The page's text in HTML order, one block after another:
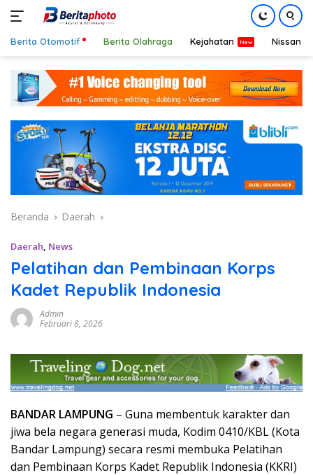
konten
Berita Otomotif Berita Olahraga Kejahatan Nissan
Beranda Daerah
Daerah, News
Pelatihan dan Pembinaan Korps
Kadet Republik Indonesia
Admin
Februari 8, 2026
BANDAR LAMPUNG – Guna membentuk karakter dan
jiwa bela negara generasi muda, Kodim 0410/KBL (Kota
Bandar Lampung) secara resmi membuka Pelatihan
dan Pembinaan Korps Kadet Republik Indonesia (KKRI)